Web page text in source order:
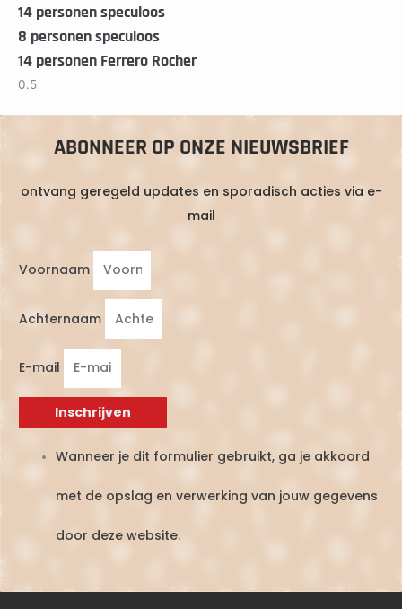
14 personen speculoos
8 personen speculoos
14 personen Ferrero Rocher
ABONNEER OP ONZE NIEUWSBRIEF
ontvang geregeld updates en sporadisch acties via e-
mail
Voornaam
Achternaam
E-mail
Inschrijven
Wanneer je dit formulier gebruikt, ga je akkoord
met de opslag en verwerking van jouw gegevens
door deze website.